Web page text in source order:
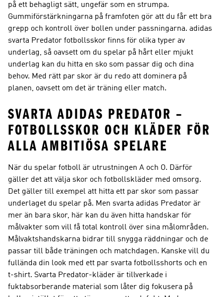
på ett behagligt sätt, ungefär som en strumpa.
Gummiförstärkningarna på framfoten gör att du får ett bra
grepp och kontroll över bollen under passningarna. adidas
svarta Predator fotbollsskor finns för olika typer av
underlag, så oavsett om du spelar på hårt eller mjukt
underlag kan du hitta en sko som passar dig och dina
behov. Med rätt par skor är du redo att dominera på
planen, oavsett om det är träning eller match.
SVARTA ADIDAS PREDATOR –
FOTBOLLSSKOR OCH KLÄDER FÖR
ALLA AMBITIÖSA SPELARE
När du spelar fotboll är utrustningen A och O. Därför
gäller det att välja skor och fotbollskläder med omsorg.
Det gäller till exempel att hitta ett par skor som passar
underlaget du spelar på. Men svarta adidas Predator är
mer än bara skor, här kan du även hitta handskar för
målvakter som vill få total kontroll över sina målområden.
Målvaktshandskarna bidrar till snygga räddningar och de
passar till både träningen och matchdagen. Kanske vill du
fullända din look med ett par svarta fotbollsshorts och en
t-shirt. Svarta Predator-kläder är tillverkade i
fuktabsorberande material som låter dig fokusera på